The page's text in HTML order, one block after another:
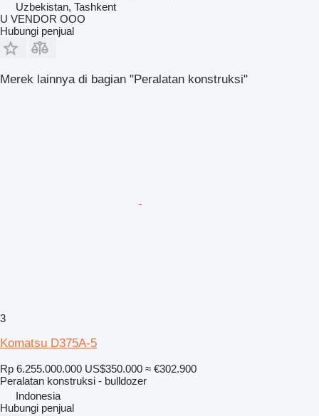
Uzbekistan, Tashkent
U VENDOR OOO
Hubungi penjual
Merek lainnya di bagian "Peralatan konstruksi"
3
Komatsu D375A-5
Rp 6.255.000.000 US$350.000 ≈ €302.900
Peralatan konstruksi - bulldozer
Indonesia
Hubungi penjual